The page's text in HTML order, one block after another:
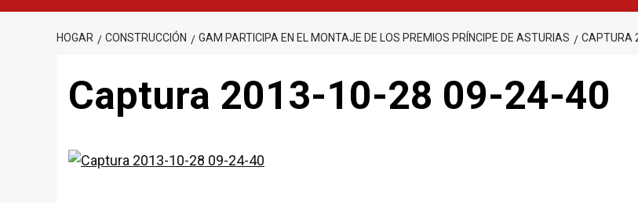
HOGAR CONSTRUCCIÓN GAM PARTICIPA EN EL MONTAJE DE LOS PREMIOS PRÍNCIPE DE ASTURIAS CAPTURA
Captura 2013-10-28 09-24-40